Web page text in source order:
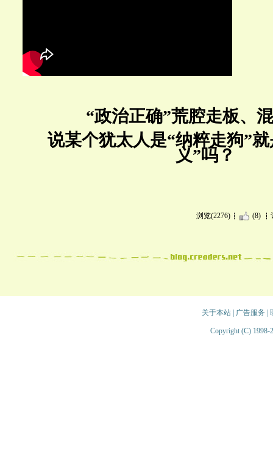
“政治正确”荒腔走板、
说某个犹太人是“纳粹走狗”
义”吗？
浏览(2276) (8)
关于本站| 广告服务
Copyright (C) 1998-